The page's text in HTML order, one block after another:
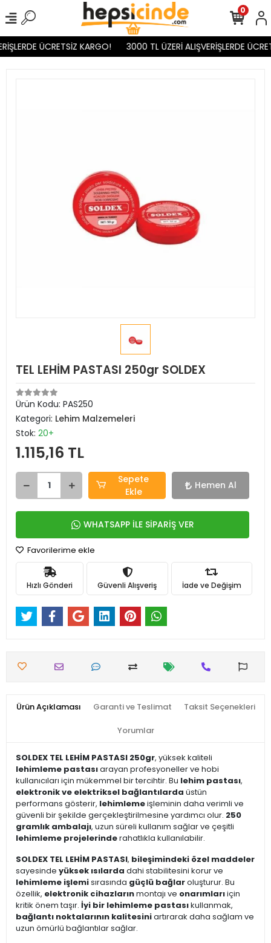
ÜCRETSİZ KARGO! 3000 TL ÜZERİ ALIŞVERİŞLERDE
0
TEL LEHİM PASTASI 250gr SOLDEX
Ürün Kodu: PAS250
Kategori: Lehim Malzemeleri
Stok: 20+
1.115,16 TL
Sepete
Ekle
Hemen Al
WHATSAPP İLE SİPARİŞ VER
Favorilerime ekle
Hızlı Gönderi Güvenli Alışveriş İade ve Değişim
Ürün Açıklaması Garanti ve Teslimat Taksit Seçenekleri
Yorumlar
SOLDEX TEL LEHİM PASTASI 250gr, yüksek kaliteli
lehimleme pastasıarayan profesyoneller ve hobi
kullanıcıları için mükemmel bir tercihtir. Bu lehim pastası,
elektronik ve elektriksel bağlantılarda üstün
performans gösterir, lehimlemeişleminin daha verimli ve
güvenli bir şekilde gerçekleştirilmesine yardımcı olur. 250
gramlık ambalajı, uzun süreli kullanım sağlar ve çeşitli
lehimleme projelerinderahatlıkla kullanılabilir.
SOLDEX TEL LEHİM PASTASI, bileşimindeki özel maddeler
sayesinde yüksek ısılarda dahi stabilitesini korur ve
lehimleme işlemisırasında güçlü bağlaroluşturur. Bu
özellik, elektronik cihazlarınmontajı ve onarımlarıiçin
kritik önem taşır. İyi bir lehimleme pastasıkullanmak,
bağlantı noktalarının kalitesiniartırarak daha sağlam ve
uzun ömürlü bağlantılar sağlar.